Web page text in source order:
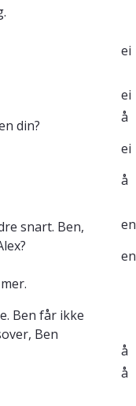
din?
snart. Ben,
Ben får ikke
Ben
ei
ei
å
ei
å
en
en
å
å